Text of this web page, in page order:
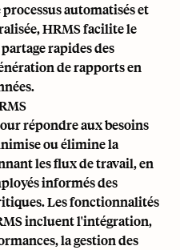
automatisés et
HRMS facilite le
rapides des
de rapports en
répondre aux besoins
ou élimine la
les flux de travail, en
informés des
Les fonctionnalités
incluent l'intégration,
la gestion des